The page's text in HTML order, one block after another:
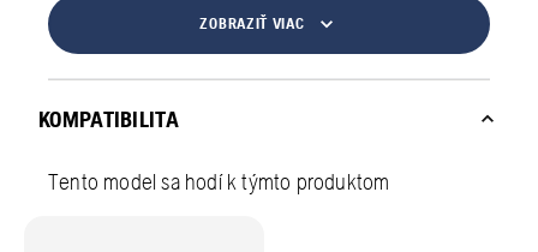
ZOBRAZIŤ VIAC
KOMPATIBILITA
Tento model sa hodí k týmto produktom